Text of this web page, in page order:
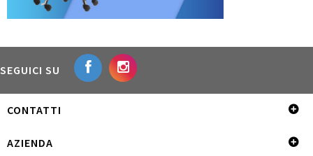
SEGUICI SU
CONTATTI
AZIENDA